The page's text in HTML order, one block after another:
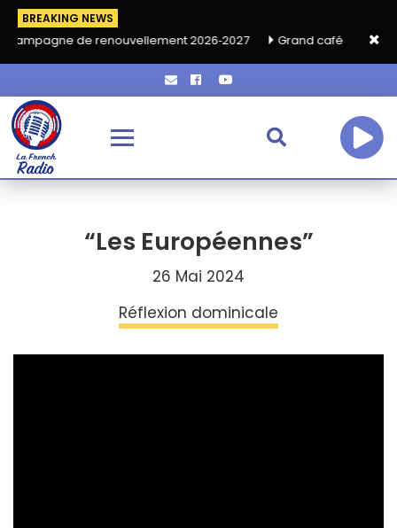
BREAKING NEWS
de renouvellement 2026‑2027 Grand café de rentrée HKA le
“Les Européennes”
26 Mai 2024
Réflexion dominicale